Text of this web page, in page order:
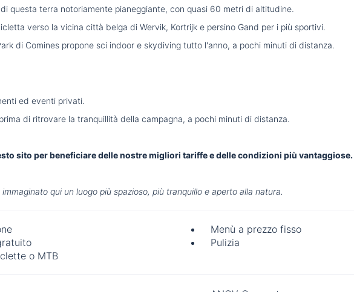
questa terra notoriamente pianeggiante, con quasi 60 metri di altitudine.
verso la vicina città belga di Wervik, Kortrijk e persino Gand per i più sportivi.
di Comines propone sci indoor e skydiving tutto l'anno, a pochi minuti di distanza.
ed eventi privati.
di ritrovare la tranquillità della campagna, a pochi minuti di distanza.
sito per beneficiare delle nostre migliori tariffe e delle condizioni più vantaggiose.
qui un luogo più spazioso, più tranquillo e aperto alla natura.
Menù a prezzo fisso
Pulizia
o MTB